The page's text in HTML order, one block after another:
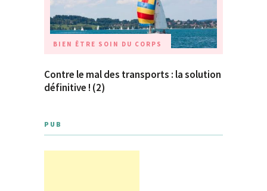
BIEN ÊTRE SOIN DU CORPS
Contre le mal des transports : la solution
définitive ! (2)
PUB